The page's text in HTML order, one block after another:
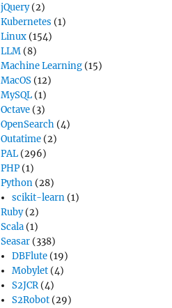
jQuery(2)
Kubernetes (1)
Linux (154)
LLM (8)
Machine Learning (15)
MacOS (12)
MySQL (1)
Octave (3)
OpenSearch (4)
Outatime (2)
PAL (296)
PHP (1)
Python (28)
scikit-learn (1)
Ruby(2)
Scala (1)
Seasar (338)
DBFlute (19)
Mobylet (4)
S2JCR(4)
S2Robot (29)